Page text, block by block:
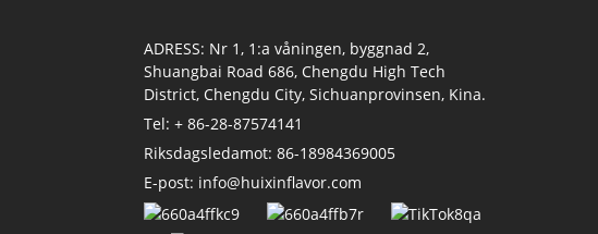
Tomatsmak H4011
ADRESS: Nr 1, 1:a våningen, byggnad 2,
Shuangbai Road 686, Chengdu High Tech
District, Chengdu City, Sichuanprovinsen, Kina.
Tel: + 86-28-87574141
Riksdagsledamot: 86-18984369005
E-post: info@huixinflavor.com